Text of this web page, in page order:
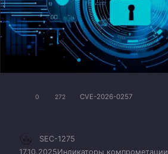
0 272 CVE-2026-0257
SEC-1275
17.10.2025Индикаторы компрометации